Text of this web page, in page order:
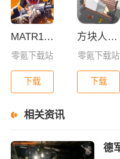
MATR1X FIRE
零氪下载站
下载
方块人的简单生活
零氪下载站
下载
相关资讯